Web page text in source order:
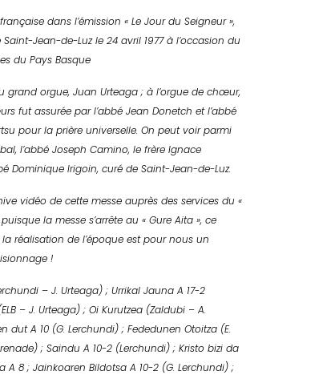
dans l’émission « Le Jour du Seigneur »,
Jean-de-Luz le 24 avril 1977 à l’occasion du
du Pays Basque
grand orgue, Juan Urteaga ; à l’orgue de chœur,
fut assurée par l’abbé Jean Donetch et l’abbé
pour la prière universelle. On peut voir parmi
l’abbé Joseph Camino, le frère Ignace
Dominique Irigoin, curé de Saint-Jean-de-Luz.
vidéo de cette messe auprès des services du «
la messe s’arrête au « Gure Aita », ce
réalisation de l’époque est pour nous un
!
– J. Urteaga) ; Urrikal Jauna A 17-2
– J. Urteaga) ; Oi Kurutzea (Zaldubi – A.
dut A 10 (G. Lerchundi) ; Fededunen Otoitza (E.
; Saindu A 10-2 (Lerchundi) ; Kristo bizi da
A 8 ; Jainkoaren Bildotsa A 10-2 (G. Lerchundi) ;